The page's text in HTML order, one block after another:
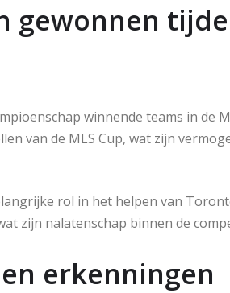
gewonnen
winnende teams in de
van de MLS Cup, wat zijn
rol in het helpen van
zijn nalatenschap binnen de
erkenningen